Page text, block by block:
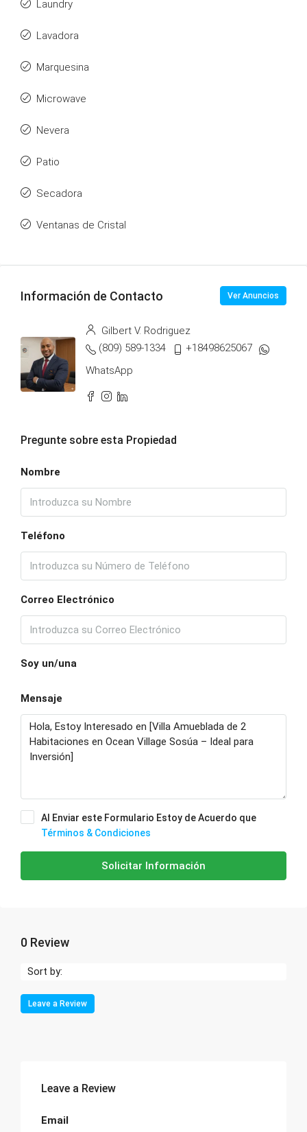
Laundry
Lavadora
Marquesina
Microwave
Nevera
Patio
Secadora
Ventanas de Cristal
Información de Contacto Ver Anuncios
Gilbert V. Rodriguez
(809) 589-1334
+18498625067
WhatsApp
Pregunte sobre esta Propiedad
Nombre
Teléfono
Correo Electrónico
Soy un/una
Mensaje
Al Enviar este Formulario Estoy de Acuerdo que
Términos & Condiciones
Solicitar Información
0 Review
Sort by:
Leave a Review
Leave a Review
Email